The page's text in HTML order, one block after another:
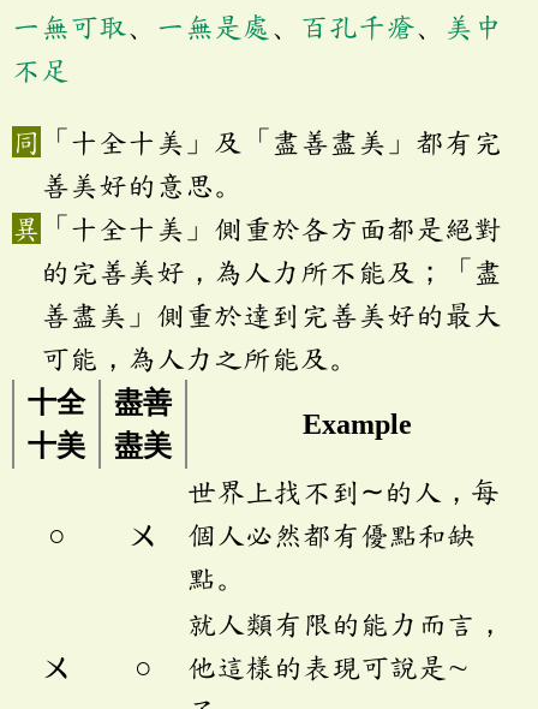
一無可取、 一無是處 、 百孔千瘡、
美中
不足
「十全十美」及「盡善盡美」都有完
善美好的意思。
「十全十美」側重於各方面都是絕對
的完善美好，為人力所不能及；「盡
善盡美」側重於達到完善美好的最大
可能，為人力之所能及。
十全
十美
盡善
盡美
Example
○ ㄨ
世界上找不到∼的人，每
個人必然都有優點和缺
點。
ㄨ ○
就人類有限的能力而言，
他這樣的表現可說是∼